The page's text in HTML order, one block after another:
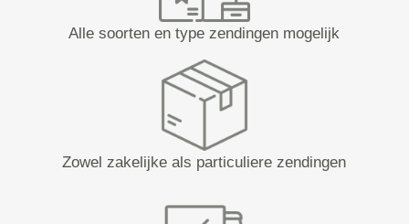
Alle soorten en type zendingen mogelijk
Zowel zakelijke als particuliere zendingen